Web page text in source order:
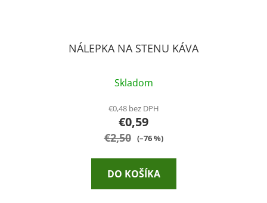
NÁLEPKA NA STENU KÁVA
Skladom
€0,48 bez DPH
€0,59
€2,50 (–76 %)
DO KOŠÍKA